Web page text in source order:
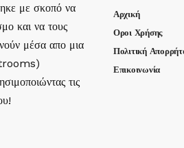
με σκοπό να
και να τους
μέσα απο μια
τις
Αρχική
Οροι Χρήσης
Πολιτική
Επικοινωνία